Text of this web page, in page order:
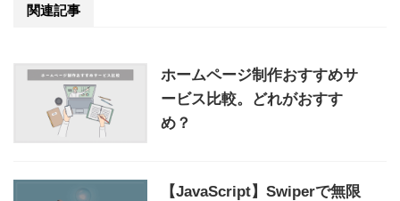
関連記事
ホームページ制作おすすめサ
ービス比較。どれがおすす
め？
【JavaScript】Swiperで無限